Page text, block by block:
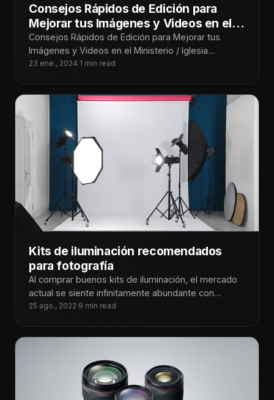
Consejos Rápidos de Edición para
Mejorar tus Imágenes y Videos en el
Ministerio / Iglesia
Consejos Rápidos de Edición para Mejorar tus
Imágenes y Videos en el Ministerio / Iglesia
¡Tecnoiglesiólogos! Sabemos lo importante que es
23 ene., 2024·1 min read
Kits de iluminación recomendados
para fotografía
Al comprar buenos kits de iluminación, el mercado
actual se siente infinitamente abundante con
opciones para cada necesidad. Puede ser
25 ago., 2022·9 min read